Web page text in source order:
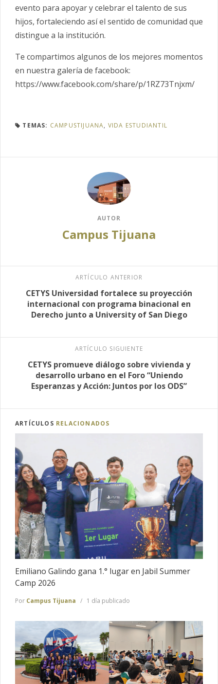
evento para apoyar y celebrar el talento de sus
hijos, fortaleciendo así el sentido de comunidad que
distingue a la institución.
Te compartimos algunos de los mejores momentos
en nuestra galería de facebook:
https://www.facebook.com/share/p/1RZ73Tnjxm/
TEMAS: CAMPUSTIJUANA, VIDA ESTUDIANTIL
AUTOR
Campus Tijuana
ARTÍCULO ANTERIOR
CETYS Universidad fortalece su proyección
internacional con programa binacional en
Derecho junto a University of San Diego
ARTÍCULO SIGUIENTE
CETYS promueve diálogo sobre vivienda y
desarrollo urbano en el Foro “Uniendo
Esperanzas y Acción: Juntos por los ODS”
ARTÍCULOS RELACIONADOS
Emiliano Galindo gana 1.° lugar en Jabil Summer
Camp 2026
Por Campus Tijuana 1 día publicado